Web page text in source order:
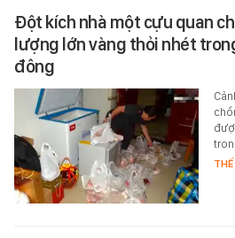
Đột kích nhà một cựu quan
lượng lớn vàng thỏi nhét
đông